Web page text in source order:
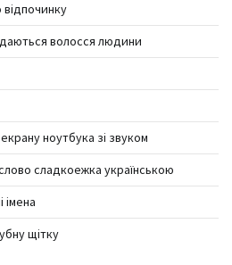
волосся людини
ноутбука зі звуком
сладкоежка українською
імена
щітку